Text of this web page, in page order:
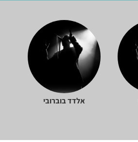
אלדד בוברובי